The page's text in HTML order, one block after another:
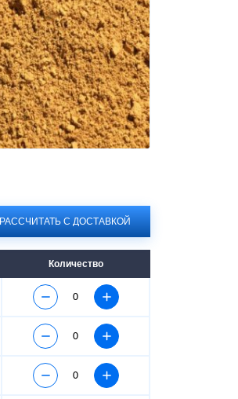
РАССЧИТАТЬ С ДОСТАВКОЙ
Количество